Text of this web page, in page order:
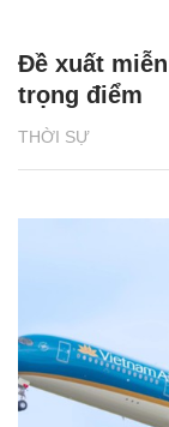
THỜI SỰ
Đề xuất
trọng điểm